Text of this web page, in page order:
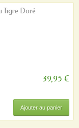
Tigre Doré
39,95 €
Ajouter au panier